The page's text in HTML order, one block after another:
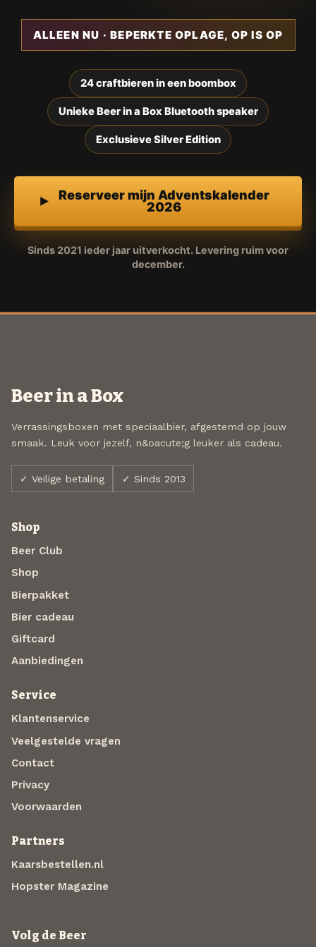
ALLEEN NU · BEPERKTE OPLAGE, OP IS OP
24 craftbieren in een boombox
Unieke Beer in a Box Bluetooth speaker
Exclusieve Silver Edition
Reserveer mijn Adventskalender
2026
Sinds 2021 ieder jaar uitverkocht. Levering ruim voor
december.
Beer in a Box
Verrassingsboxen met speciaalbier, afgestemd op jouw
smaak. Leuk voor jezelf, n&oacute;g leuker als cadeau.
✓ Veilige betaling ✓ Sinds 2013
Shop
Beer Club
Shop
Bierpakket
Bier cadeau
Giftcard
Aanbiedingen
Service
Klantenservice
Veelgestelde vragen
Contact
Privacy
Voorwaarden
Partners
Kaarsbestellen.nl
Hopster Magazine
Volg de Beer